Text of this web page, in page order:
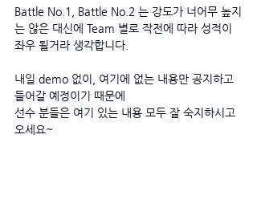
Battle No.1, Battle No.2 는 강도가 너어무 높지
는 않은 대신에 Team 별로 작전에 따라 성적이
좌우 될거라 생각합니다.
내일 demo 없이, 여기에 없는 내용만 공지하고
들어갈 예정이기 때문에
선수 분들은 여기 있는 내용 모두 잘 숙지하시고
오세요~